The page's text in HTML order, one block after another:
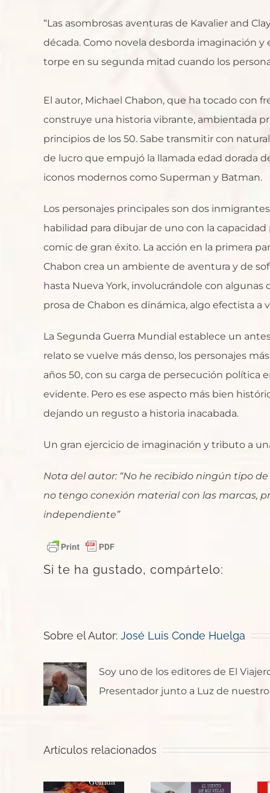
“Las asombrosas aventuras de Kavalier and
década. Como novela desborda imaginación
torpe en su segunda mitad cuando los
El autor, Michael Chabon, que ha tocado con
construye una historia vibrante, ambientada
principios de los 50. Sabe transmitir con
de lucro que empujó la llamada edad dorada
iconos modernos como Superman y Batman.
Los personajes principales son dos
habilidad para dibujar de uno con la
comic de gran éxito. La acción en la primera
Chabon crea un ambiente de aventura y de
hasta Nueva York, involucrándole con algunas
prosa de Chabon es dinámica, algo efectista a
La Segunda Guerra Mundial establece un
relato se vuelve más denso, los personajes
años 50, con su carga de persecución política
evidente. Pero es ese aspecto más bien
dejando un regusto a historia inacabada.
Un gran ejercicio de imaginación y tributo a
Nota del autor: “No he recibido ningún tipo
no tengo conexión material con las marcas,
independiente”
Si te ha gustado, compártelo:
Sobre el Autor: José Luis Conde Huelga
Soy uno de los editores de El
Presentador junto a Luz de
Artículos relacionados
“El viento
velas” de
Reina